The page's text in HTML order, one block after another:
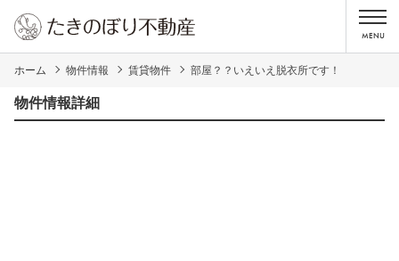
ホーム 物件情報 賃貸物件 部屋？？いえいえ脱衣所です！
物件情報詳細